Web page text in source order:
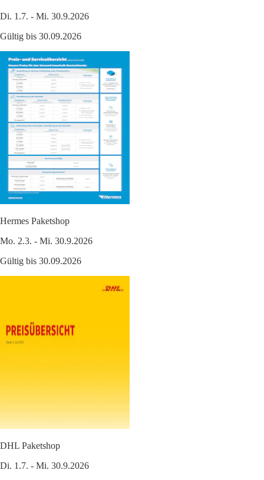
Di. 1.7. - Mi. 30.9.2026
Gültig bis 30.09.2026
Hermes Paketshop
Mo. 2.3. - Mi. 30.9.2026
Gültig bis 30.09.2026
DHL Paketshop
Di. 1.7. - Mi. 30.9.2026